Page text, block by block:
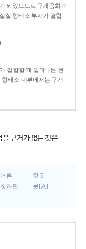
되었으므로 구개음화가
질 형태소 부사가 결합
결합할 때 일어나는 현
형태소 내부에서는 구개
을 근거가 없는 것은
른
핫옷
하면
뭇[衆]